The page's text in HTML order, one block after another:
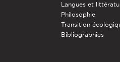
Langues et
Philosophie
Transition
Bibliographies